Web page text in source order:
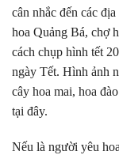
cân nhắc đến các
hoa Quảng Bá, chợ
cách chụp hình tết
ngày Tết. Hình ảnh
cây hoa mai, hoa
tại đây.
Nếu là người yêu